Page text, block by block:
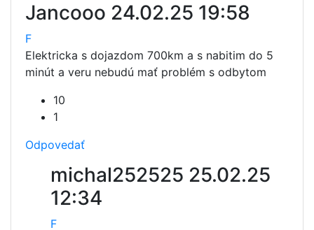
Jancooo 24.02.25 19:58
F
Elektricka s dojazdom 700km a s nabitim do 5
minút a veru nebudú mať problém s odbytom
10
1
Odpovedať
michal252525 25.02.25
12:34
F